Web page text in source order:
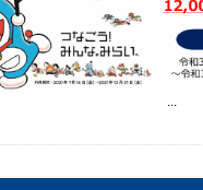
を読む】 ...